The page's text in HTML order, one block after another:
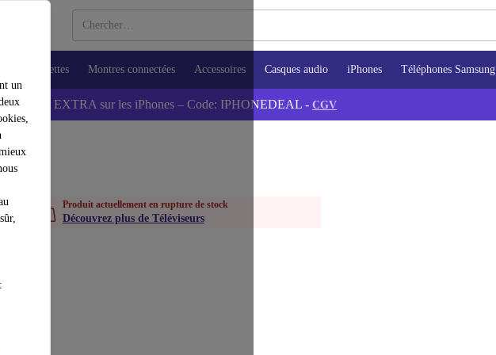
un
Tablettes Montres connectées Accessoires Casques audio iPhones Téléphones Samsung
💰-5% EXTRA sur les iPhones – Code: IPHONEDEAL - CGV
Produit actuellement en rupture de stock
Découvrez plus de Téléviseurs